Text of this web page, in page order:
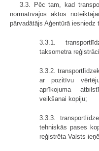
3.3. Pēc tam, kad
normatīvajos aktos
pārvadātājs Aģentūrā
3.3.1.
taksometra
3.3.2.
ar pozitīvu
aprīkojuma
veikšanai kopiju;
3.3.3.
tehniskās pases
reģistrēta Valsts